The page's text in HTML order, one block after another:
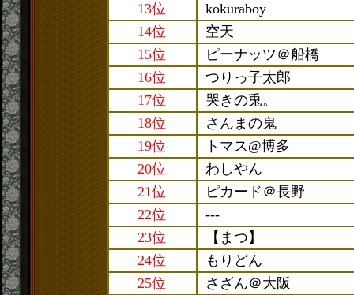
13位
kokuraboy
14位
空天
15位
ピーナッツ＠船橋
16位
つりっ子太郎
17位
哭きの兎。
18位
さんまの鬼
19位
トマス@博多
20位
わしやん
21位
ピカード＠長野
22位
---
23位
【まつ】
24位
もりどん
25位
さざん＠大阪